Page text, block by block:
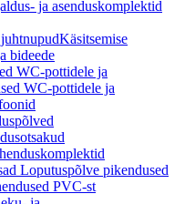
ja asenduskomplektid
Käsitsemise
bideede
WC-pottidele ja
WC-pottidele ja
Loputuspõlve pikendused
PVC-st